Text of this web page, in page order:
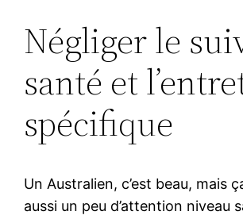
Négliger le
santé et
spécifique
Un Australien, c’est beau, mais
aussi un peu d’attention niveau